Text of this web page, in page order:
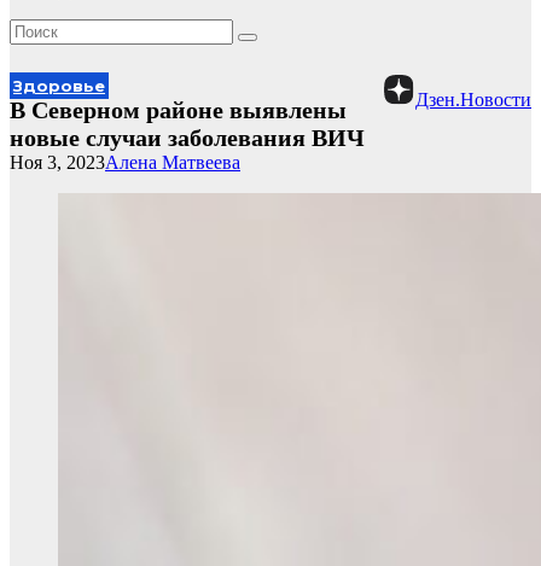
Дзен.Новости
Здоровье
В Северном районе выявлены
новые случаи заболевания ВИЧ
Алена Матвеева
Ноя 3, 2023